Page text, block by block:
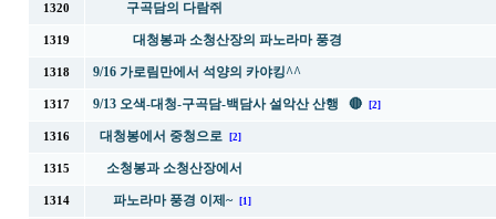
1320 구곡담의 다람쥐
1319 대청봉과 소청산장의 파노라마 풍경
1318 9/16 가로림만에서 석양의 카야킹^^
1317 9/13 오색-대청-구곡담-백담사 설악산 산행 🔴 [2]
1316 대청봉에서 중청으로 [2]
1315 소청봉과 소청산장에서
1314 파노라마 풍경 이제~ [1]